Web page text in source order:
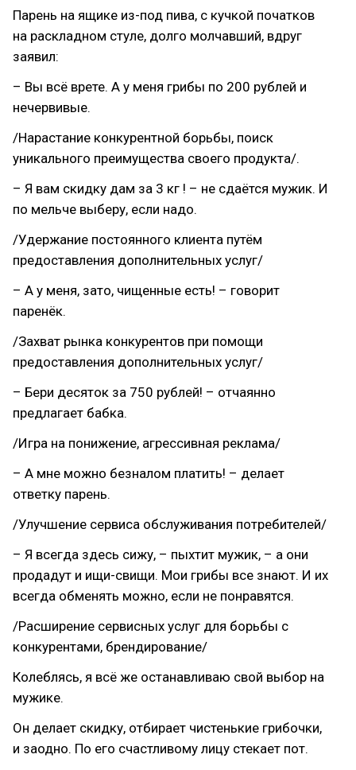
Парень на ящике из-под пива, с кучкой початков
на раскладном стуле, долго молчавший, вдруг
заявил:
– Вы всё врете. А у меня грибы по 200 рублей и
нечервивые.
/Нарастание конкурентной борьбы, поиск
уникального преимущества своего продукта/.
– Я вам скидку дам за 3 кг ! – не сдаётся мужик. И
по мельче выберу, если надо.
/Удержание постоянного клиента путём
предоставления дополнительных услуг/
– А у меня, зато, чищенные есть! – говорит
паренёк.
/Захват рынка конкурентов при помощи
предоставления дополнительных услуг/
– Бери десяток за 750 рублей! – отчаянно
предлагает бабка.
/Игра на понижение, агрессивная реклама/
– А мне можно безналом платить! – делает
ответку парень.
/Улучшение сервиса обслуживания потребителей/
– Я всегда здесь сижу, – пыхтит мужик, – а они
продадут и ищи-свищи. Мои грибы все знают. И их
всегда обменять можно, если не понравятся.
/Расширение сервисных услуг для борьбы с
конкурентами, брендирование/
Колеблясь, я всё же останавливаю свой выбор на
мужике.
Он делает скидку, отбирает чистенькие грибочки,
и заодно. По его счастливому лицу стекает пот.